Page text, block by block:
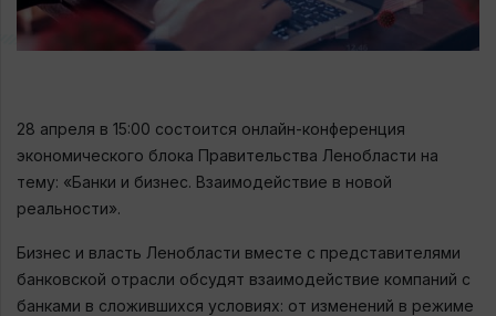
28 апреля в 15:00 состоится онлайн-конференция
экономического блока Правительства Ленобласти на
тему: «Банки и бизнес. Взаимодействие в новой
реальности».
Бизнес и власть Ленобласти вместе с представителями
банковской отрасли обсудят взаимодействие компаний с
банками в сложившихся условиях: от изменений в режиме